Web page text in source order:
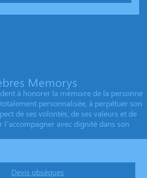
Memorys
à honorer la mémoire de la personne
personnalisée, à perpétuer son
de ses volontés, de ses valeurs et de
l’accompagner avec dignité dans son
Devis obsèques